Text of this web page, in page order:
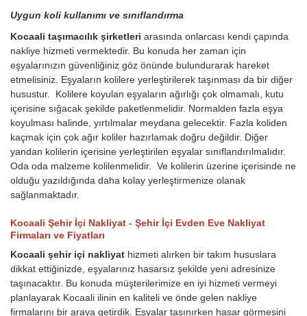
Uygun koli kullanımı ve sınıflandırma
Kocaali taşımacılık şirketleri arasında onlarcası kendi çapında
nakliye hizmeti vermektedir. Bu konuda her zaman için
eşyalarınızın güvenliğiniz göz önünde bulundurarak hareket
etmelisiniz. Eşyaların kolilere yerleştirilerek taşınması da bir diğer
husustur. Kolilere koyulan eşyaların ağırlığı çok olmamalı, kutu
içerisine sığacak şekilde paketlenmelidir. Normalden fazla eşya
koyulması halinde, yırtılmalar meydana gelecektir. Fazla koliden
kaçmak için çok ağır koliler hazırlamak doğru değildir. Diğer
yandan kolilerin içerisine yerleştirilen eşyalar sınıflandırılmalıdır.
Oda oda malzeme kolilenmelidir. Ve kolilerin üzerine içerisinde ne
olduğu yazıldığında daha kolay yerleştirmenize olanak
sağlanmaktadır.
Kocaali Şehir İçi Nakliyat - Şehir İçi Evden Eve Nakliyat
Firmaları ve Fiyatları
Kocaali şehir içi nakliyat hizmeti alırken bir takım hususlara
dikkat ettiğinizde, eşyalarınız hasarsız şekilde yeni adresinize
taşınacaktır. Bu konuda müşterilerimize en iyi hizmeti vermeyi
planlayarak Kocaali ilinin en kaliteli ve önde gelen nakliye
firmalarını bir araya getirdik. Eşyalar taşınırken hasar görmesini